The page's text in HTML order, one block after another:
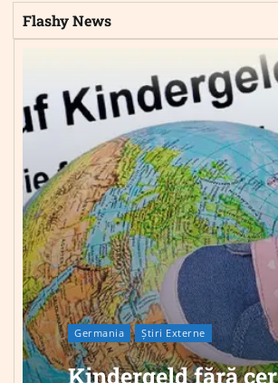
Flashy News
Germania Știri Externe
Kindergeld fără